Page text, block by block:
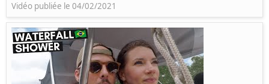
Vidéo publiée le 04/02/2021